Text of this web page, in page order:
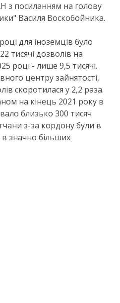
з посиланням на голову
Василя Воскобойника.
для іноземців було
тисячі дозволів на
році - лише 9,5 тисячі.
центру зайнятості,
скоротилася у 2,2 раза.
на кінець 2021 року в
близько 300 тисяч
з-за кордону були в
в значно більших